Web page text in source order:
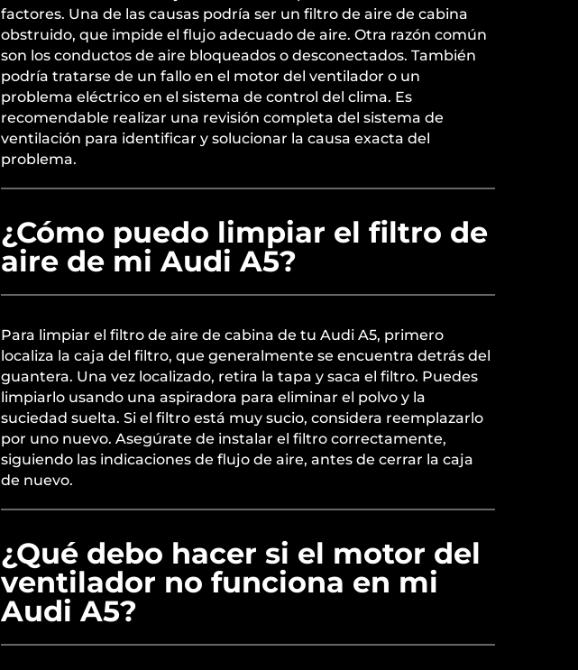
factores. Una de las causas podría ser un filtro de aire de cabina
obstruido, que impide el flujo adecuado de aire. Otra razón común
son los conductos de aire bloqueados o desconectados. También
podría tratarse de un fallo en el motor del ventilador o un
problema eléctrico en el sistema de control del clima. Es
recomendable realizar una revisión completa del sistema de
ventilación para identificar y solucionar la causa exacta del
problema.
¿Cómo puedo limpiar el filtro de
aire de mi Audi A5?
Para limpiar el filtro de aire de cabina de tu Audi A5, primero
localiza la caja del filtro, que generalmente se encuentra detrás del
guantera. Una vez localizado, retira la tapa y saca el filtro. Puedes
limpiarlo usando una aspiradora para eliminar el polvo y la
suciedad suelta. Si el filtro está muy sucio, considera reemplazarlo
por uno nuevo. Asegúrate de instalar el filtro correctamente,
siguiendo las indicaciones de flujo de aire, antes de cerrar la caja
de nuevo.
¿Qué debo hacer si el motor del
ventilador no funciona en mi
Audi A5?